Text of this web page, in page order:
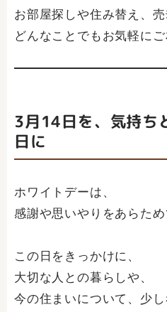
お部屋探しや住み替え、売
どんなことでもお気軽にご
3月14日を、気持ち
日に
ホワイトデーは、
感謝や思いやりをあらため
この日をきっかけに、
大切な人との暮らしや、
今の住まいについて、少